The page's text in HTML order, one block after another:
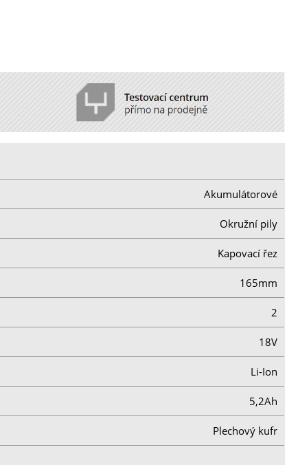
Akumulátorové
Okružní pily
Kapovací řez
165mm
2
18V
Li-Ion
5,2Ah
Plechový kufr